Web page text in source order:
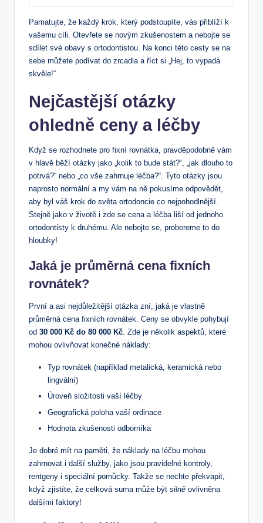
Pamatujte, že každý krok, který podstoupíte, vás přiblíží k
vašemu cíli. Otevřete se novým zkušenostem a nebojte se
sdílet své obavy s ortodontistou. Na konci této cesty se na
sebe můžete podívat do zrcadla a říct si „Hej, to vypadá
skvěle!“
Nejčastější otázky
ohledně ceny a léčby
Když se rozhodnete pro fixní rovnátka, pravděpodobně vám
v hlavě běží otázky jako „kolik to bude stát?“, „jak dlouho to
potrvá?“ nebo „co vše zahrnuje léčba?“. Tyto otázky jsou
naprosto normální a my vám na ně pokusíme odpovědět,
aby byl váš krok do světa ortodoncie co nejpohodlnější.
Stejně jako v životě i zde se cena a léčba liší od jednoho
ortodontisty k druhému. Ale nebojte se, probereme to do
hloubky!
Jaká je průměrná cena fixních
rovnátek?
První a asi nejdůležitější otázka zní, jaká je vlastně
průměrná cena fixních rovnátek. Ceny se obvykle pohybují
od 30 000 Kč do 80 000 Kč. Zde je několik aspektů, které
mohou ovlivňovat konečné náklady:
Typ rovnátek (například metalická, keramická nebo
lingvální)
Úroveň složitosti vaší léčby
Geografická poloha vaší ordinace
Hodnota zkušenosti odborníka
Je dobré mít na paměti, že náklady na léčbu mohou
zahrnovat i další služby, jako jsou pravidelné kontroly,
rentgeny i speciální pomůcky. Takže se nechte překvapit,
když zjistíte, že celková suma může být silně ovlivněna
dalšími faktory!